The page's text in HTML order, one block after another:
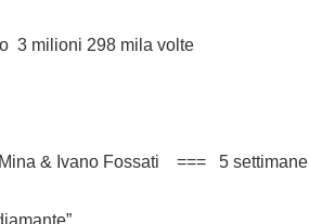
3 milioni 298 mila volte
& Ivano Fossati === 5 settimane